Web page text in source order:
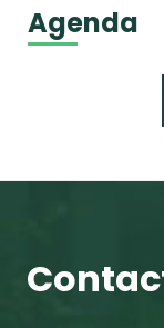
Agenda